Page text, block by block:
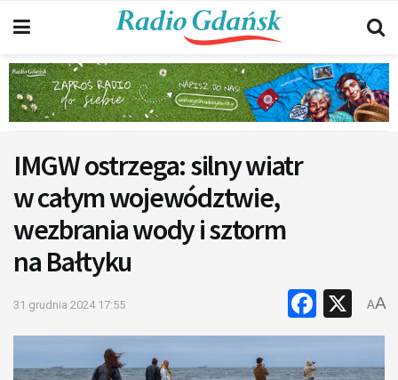
IMGW ostrzega: silny wiatr
w całym województwie,
wezbrania wody i sztorm
na Bałtyku
31 grudnia 2024 17:55 X
AA